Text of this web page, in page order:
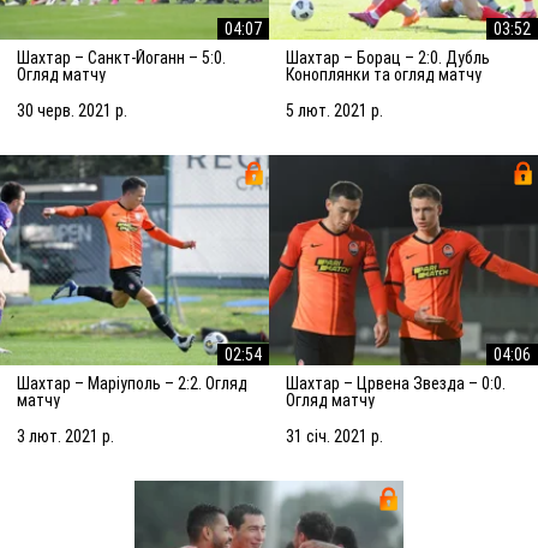
04:07
Шахтар – Санкт-Йоганн – 5:0.
Огляд матчу
30 черв. 2021 р.
03:52
Шахтар – Борац – 2:0. Дубль
Коноплянки та огляд матчу
5 лют. 2021 р.
02:54
Шахтар – Маріуполь – 2:2. Огляд
матчу
3 лют. 2021 р.
04:06
Шахтар – Црвена Звезда – 0:0.
Огляд матчу
31 січ. 2021 р.